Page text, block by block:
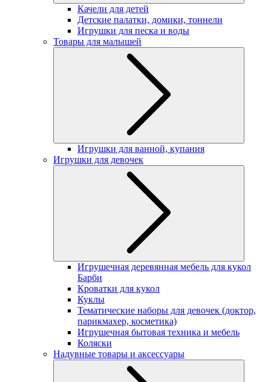
Качели для детей
Детские палатки, домики, тоннели
Игрушки для песка и воды
Товары для малышей
Игрушки для ванной, купания
Игрушки для девочек
Игрушечная деревянная мебель для кукол
Барби
Кроватки для кукол
Куклы
Тематические наборы для девочек (доктор,
парикмахер, косметика)
Игрушечная бытовая техника и мебель
Коляски
Надувные товары и аксессуары